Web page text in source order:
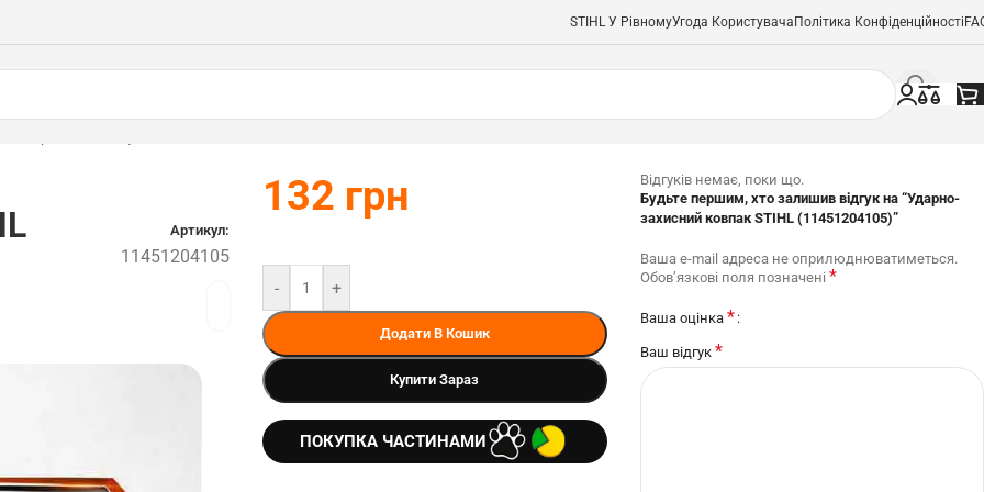
STIHL У РівномуУгода Користувача Політика Конфіденційності
Артикул:
11451204105
132 грн
- +
Додати В Кошик
Купити Зараз
ПОКУПКА ЧАСТИНАМИ
Відгуків немає, поки що.
Будьте першим, хто залишив відгук на “Ударно-
захисний ковпак STIHL (11451204105)”
Ваша e-mail адреса не оприлюднюватиметься.
Обов’язкові поля позначені *
Ваша оцінка *
Ваш відгук *